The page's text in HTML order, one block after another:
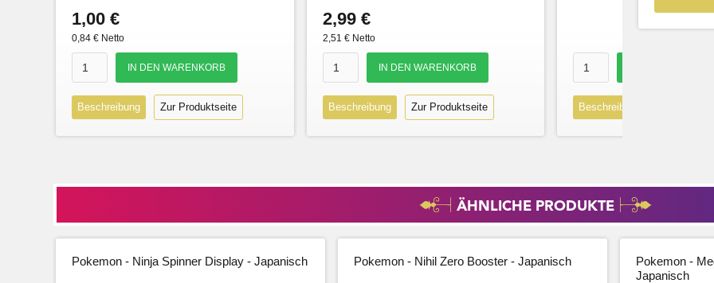
1,00 €
0,84 € Netto
Beschreibung Zur Produktseite
2,99 €
2,51 € Netto
Beschreibung Zur Produktseite Beschreibung
ÄHNLICHE PRODUKTE
Pokemon - Ninja Spinner Display - Japanisch Pokemon - Nihil Zero Booster - Japanisch
Pokemon -
Japanisch